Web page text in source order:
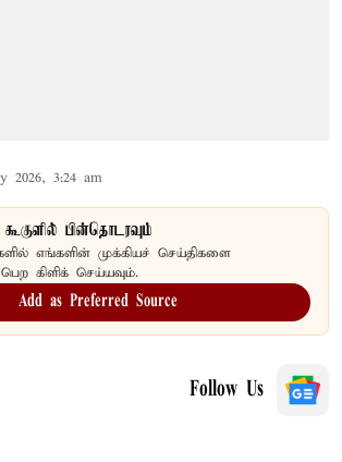
2026, 3:24 am
பின்தொடரவும்
எங்களின் முக்கியச் செய்திகளை
கிளிக் செய்யவும்.
Add as Preferred Source
Follow Us